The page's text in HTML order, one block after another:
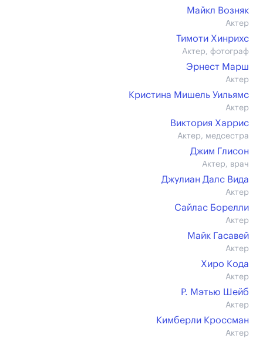
Майкл Возняк
Актер
Тимоти Хинрихс
Актер, фотограф
Эрнест Марш
Актер
Кристина Мишель Уильямс
Актер
Виктория Харрис
Актер, медсестра
Джим Глисон
Актер, врач
Джулиан Далс Вида
Актер
Сайлас Борелли
Актер
Майк Гасавей
Актер
Хиро Кода
Актер
Р. Мэтью Шейб
Актер
Кимберли Кроссман
Актер